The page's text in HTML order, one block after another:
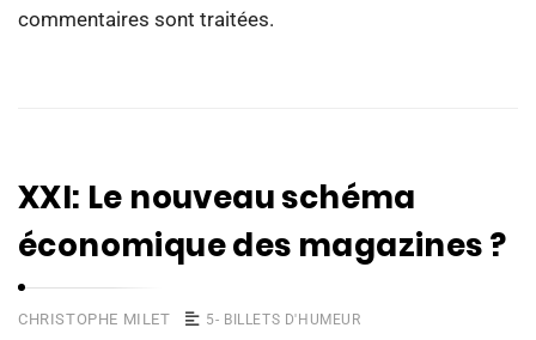
commentaires sont traitées.
XXI: Le nouveau schéma
économique des magazines ?
CHRISTOPHE MILET 5- BILLETS D'HUMEUR